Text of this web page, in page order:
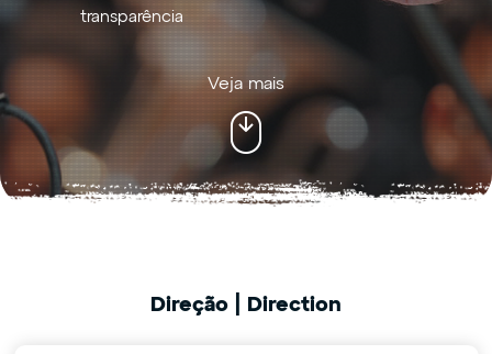
transparência
Veja mais
Direção | Direction